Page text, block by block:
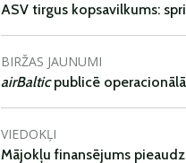
ASV tirgus kopsavilkums:
BIRŽAS JAUNUMI
airBalticpublicē
VIEDOKĻI
Mājokļu finansējums